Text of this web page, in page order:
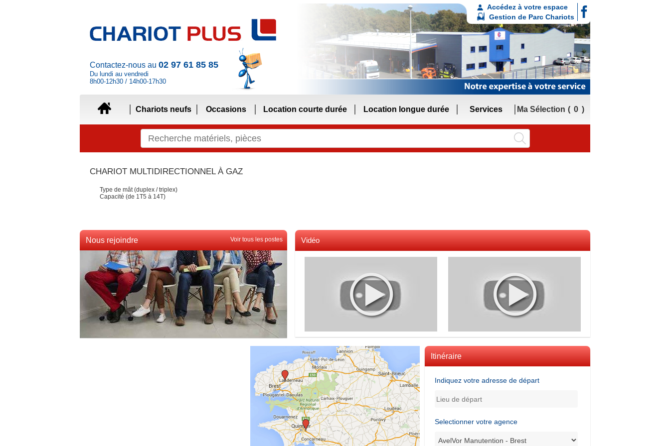
Contactez-nous au 02 97 61 85 85
Du lundi au vendredi
8h00-12h30 / 14h00-17h30
Accédez à votre espace
Gestion de Parc Chariots
Ma Sélection 0
Chariots neufs Occasions Location courte durée Location longue durée Services
CHARIOT MULTIDIRECTIONNEL À GAZ
Type de mât (duplex / triplex)
Capacité (de 1T5 à 14T)
Nous rejoindre Voir tous les postes Vidéo
Itinéraire
Indiquez votre adresse de départ
Selectionner votre agence